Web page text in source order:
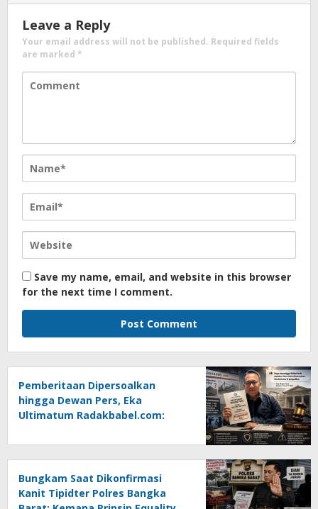
Leave a Reply
Your email address will not be published. Required fields
are marked *
Save my name, email, and website in this browser
for the next time I comment.
Pemberitaan Dipersoalkan
hingga Dewan Pers, Eka
Ultimatum Radakbabel.com:
Tempuh Jalur Hukum
Bungkam Saat Dikonfirmasi
Kanit Tipidter Polres Bangka